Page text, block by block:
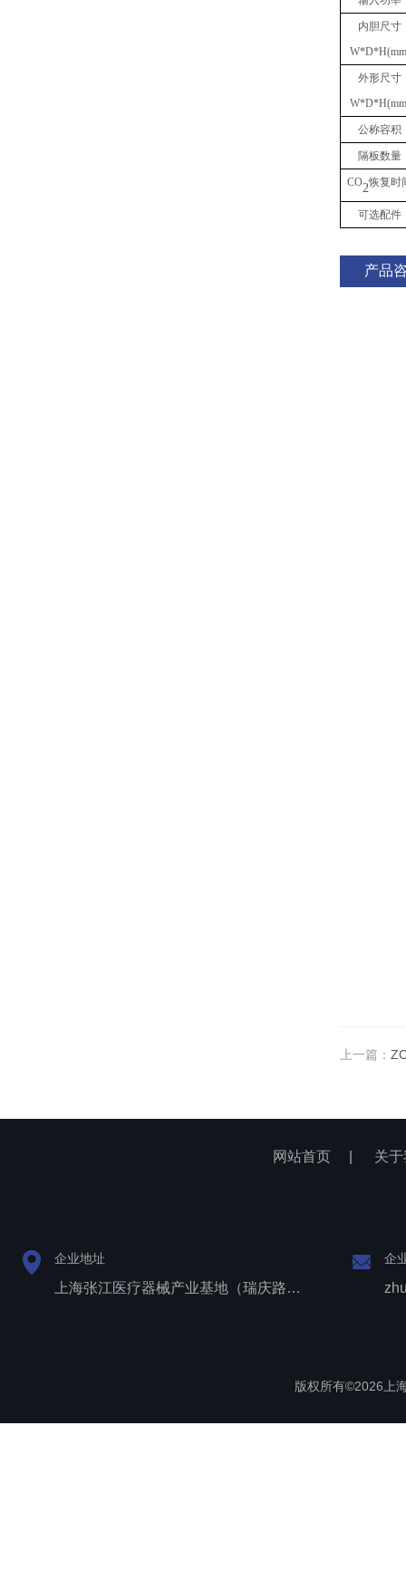
内胆尺寸
外形尺寸
公称容积
隔板数量
CO2恢复时
可选配件
产品
上一篇：
网站首页 关
企业地址
上海张江医疗器械产业基地（瑞庆路528号）
企
版权所有©2026上